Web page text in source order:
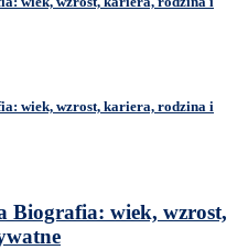
wiek, wzrost, kariera, rodzina i
Biografia: wiek, wzrost,